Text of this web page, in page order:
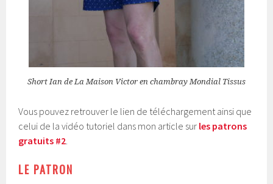
Short Ian de La Maison Victor en chambray Mondial Tissus
Vous pouvez retrouver le lien de téléchargement ainsi que
celui de la vidéo tutoriel dans mon article sur les patrons
gratuits #2.
LE PATRON